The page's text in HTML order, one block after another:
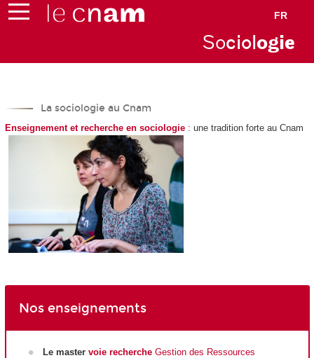
FR
Sociologie
La sociologie au Cnam
Enseignement et recherche en sociologie: une tradition forte au Cnam
Nos enseignements
Le master voie rechercheGestion des Ressources